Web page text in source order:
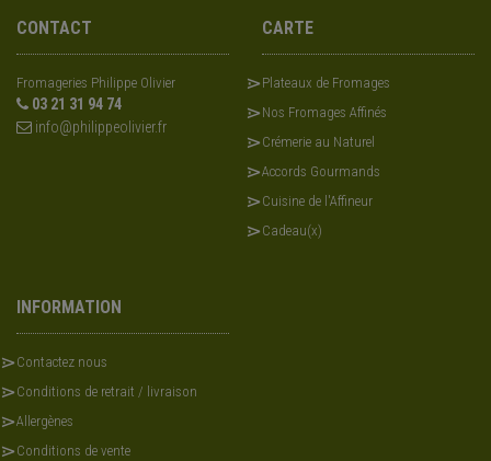
CONTACT
Fromageries Philippe Olivier
03 21 31 94 74
info@philippeolivier.fr
CARTE
Plateaux de Fromages
Nos Fromages Affinés
Crémerie au Naturel
Accords Gourmands
Cuisine de l'Affineur
Cadeau(x)
INFORMATION
Contactez nous
Conditions de retrait / livraison
Allergènes
Conditions de vente